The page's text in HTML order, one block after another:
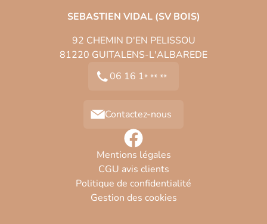
SEBASTIEN VIDAL (SV BOIS)
92 CHEMIN D'EN PELISSOU
81220 GUITALENS-L'ALBAREDE
06 16 1* ** **
Contactez-nous
Mentions légales
CGU avis clients
Politique de confidentialité
Gestion des cookies